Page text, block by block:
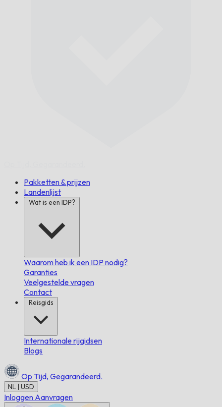
Pakketten & prijzen
Landenlijst
Wat is een IDP?
Waarom heb ik een IDP nodig?
Garanties
Veelgestelde vragen
Contact
Reisgids
Internationale rijgidsen
Blogs
Op Tijd, Gegarandeerd.
NL | USD
Inloggen Aanvragen